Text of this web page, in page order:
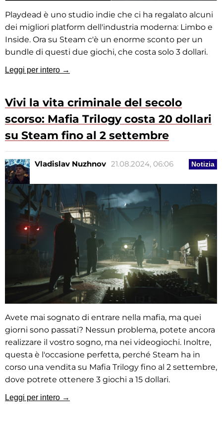
Playdead è uno studio indie che ci ha regalato alcuni
dei migliori platform dell'industria moderna: Limbo e
Inside. Ora su Steam c'è un enorme sconto per un
bundle di questi due giochi, che costa solo 3 dollari.
Leggi per intero →
Vivi la vita criminale del secolo
scorso: Mafia Trilogy costa 20 dollari
su Steam fino al 2 settembre
Notizia
Vladislav Nuzhnov 21.08.2024, 06:06
Avete mai sognato di entrare nella mafia, ma quei
giorni sono passati? Nessun problema, potete ancora
realizzare il vostro sogno, ma nei videogiochi. Inoltre,
questa è l'occasione perfetta, perché Steam ha in
corso una vendita su Mafia Trilogy fino al 2 settembre,
dove potrete ottenere 3 giochi a 15 dollari.
Leggi per intero →